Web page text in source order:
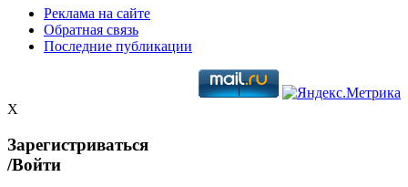
Реклама на сайте
Обратная связь
Последние публикации
X
Зарегистриваться
/Войти